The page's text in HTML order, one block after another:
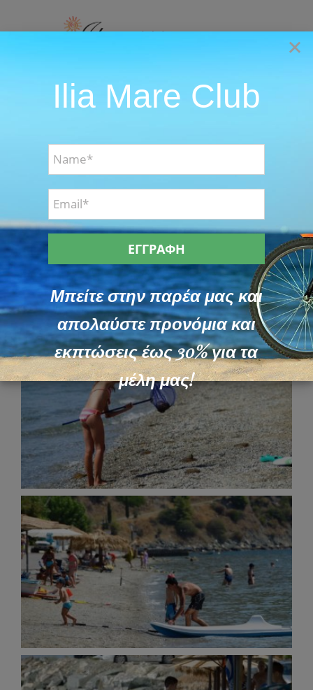
to
×
Ilia Mare Club
Μπείτε στην παρέα μας και
απολαύστε προνόμια και
εκπτώσεις έως 30% για τα
μέλη μας!